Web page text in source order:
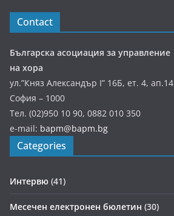
Contact
Българска асоциация за управление
на хора
ул.”Княз Александър І” 16Б, ет. 4, ап.14
София – 1000
Тел. (02)950 10 90, 0882 010 350
e-mail: bapm@bapm.bg
Categories
Интервю (41)
Месечен електронен бюлетин (30)